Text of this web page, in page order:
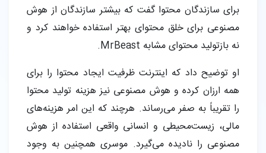
برای سازندگان محتوا گفت که بیشتر سازندگان از هوش
مصنوعی برای خلق محتوای بهتر استفاده خواهند کرد و
نه بازتولید محتوای مشابه MrBeast.
او توضیح داد که اینترنت ظرفیت ایجاد محتوا را برای
همه ارزان کرده و هوش مصنوعی نیز هزینه تولید محتوا
را تقریباً به صفر می‌رساند. هرچند که این امر هزینه‌های
مالی، زیست‌محیطی و انسانی واقعی استفاده از هوش
مصنوعی را نادیده می‌گیرد. موسری همچنین به وجود